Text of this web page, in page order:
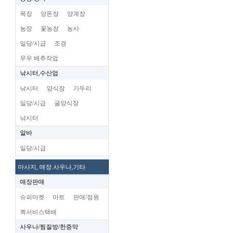
목장 양돈장 양계장
농장 꽃농장 농사
일당/시급 조경
무우 배추작업
낚시터,수산업
낚시터 양식장 가두리
일당/시급 굴양식장
낚시터
알바
일당/시급
마사지, 매장.사우나,기타
매장판매
슈퍼마켓 마트 판매/점원
퀵서비스택배
사우나/찜질방/한증막